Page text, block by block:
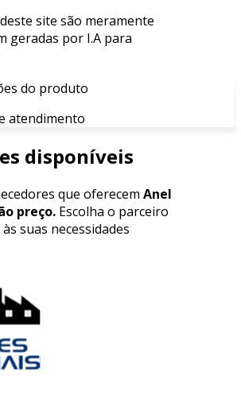
site são meramente
geradas por I.A para
do produto
atendimento
disponíveis
que oferecem Anel
preço. Escolha o parceiro
suas necessidades